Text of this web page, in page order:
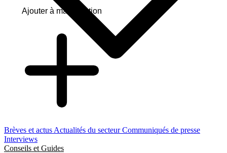
Brèves et actus Actualités du secteurCommuniqués de presse
Interviews
Conseils et Guides
Ajouter à ma sélection